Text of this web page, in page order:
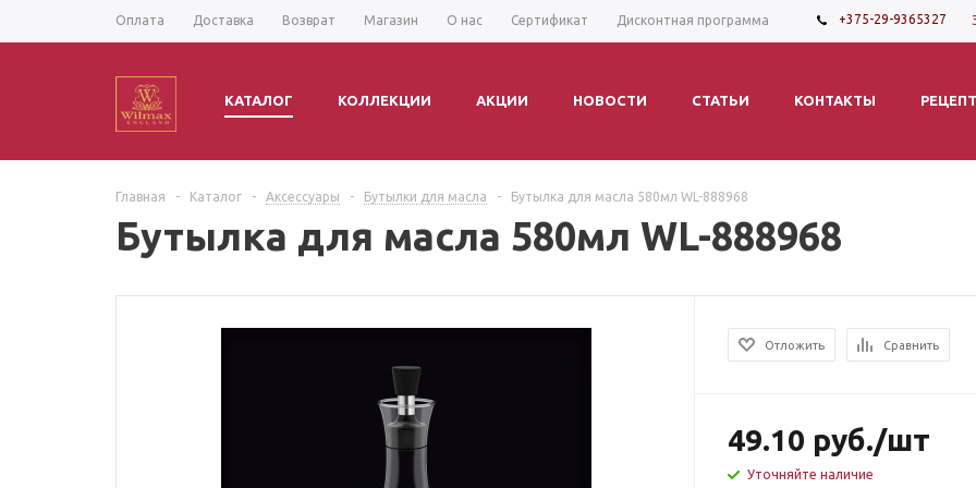
Оплата Доставка Возврат Магазин О нас Сертификат Дисконтная программа +375-29-9365327
КАТАЛОГ КОЛЛЕКЦИИ АКЦИИ НОВОСТИ СТАТЬИ КОНТАКТЫ
Главная - Каталог - Аксессуары - Бутылки для масла - Бутылка для масла 580мл WL-888968
Бутылка для масла 580мл WL-888968
Отложить Сравнить
49.10 руб./шт
Уточняйте наличие